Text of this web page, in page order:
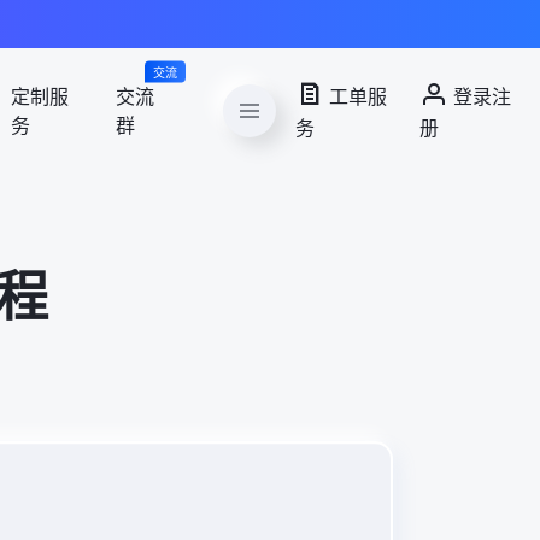
定制服
务
交流
群
交流
工单服
务
登录注
册